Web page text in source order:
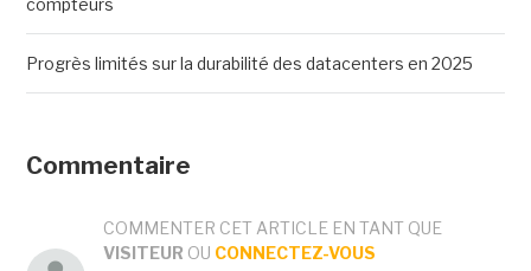
compteurs
Progrès limités sur la durabilité des datacenters en 2025
Commentaire
COMMENTER CET ARTICLE EN TANT QUE
VISITEUR OU CONNECTEZ-VOUS